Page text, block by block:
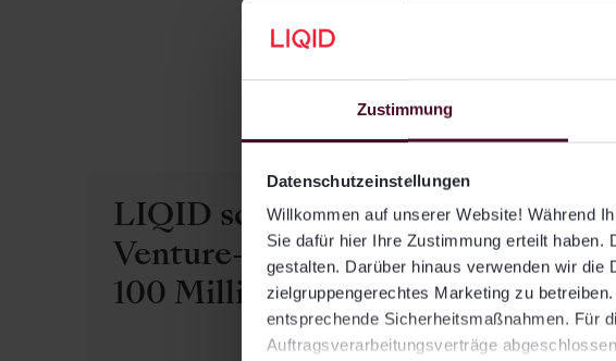
Zustimmung
Datenschutzeinstellungen
Willkommen auf unserer Website! Während
Sie dafür hier Ihre Zustimmung erteilt
gestalten. Darüber hinaus verwenden wir die
zielgruppengerechtes Marketing zu
entsprechende Sicherheitsmaßnahmen. Für
Auftragsverarbeitungsverträge
Aktuelle
LIQID schließt dritten
Venture-Fonds mit über
100 Millionen Euro